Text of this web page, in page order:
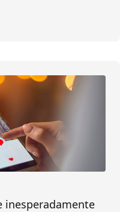
inesperadamente